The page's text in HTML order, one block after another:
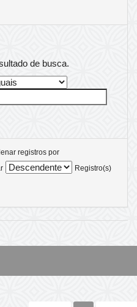
de busca.
registros por
Registro(s)